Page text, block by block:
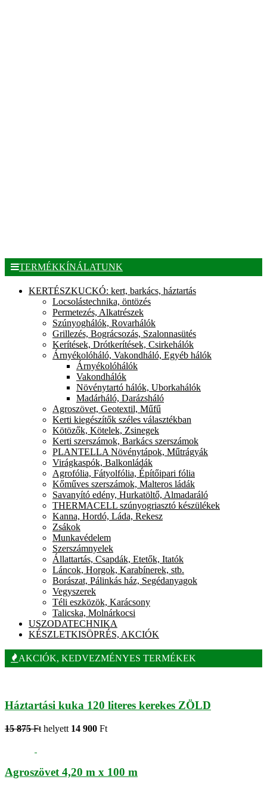
TERMÉKKÍNÁLATUNK
KERTÉSZKUCKÓ: kert, barkács, háztartás
Locsolástechnika, öntözés
Permetezés, Alkatrészek
Szúnyoghálók, Rovarhálók
Grillezés, Bográcsozás, Szalonnasütés
Kerítések, Drótkerítések, Csirkehálók
Árnyékolóháló, Vakondháló, Egyéb hálók
Árnyékolóhálók
Vakondhálók
Növénytartó hálók, Uborkahálók
Madárháló, Darázsháló
Agroszövet, Geotextil, Műfű
Kerti kiegészítők széles választékban
Kötözők, Kötelek, Zsinegek
Kerti szerszámok, Barkács szerszámok
PLANTELLA Növénytápok, Műtrágyák
Virágkaspók, Balkonládák
Agrofólia, Fátyolfólia, Építőipari fólia
Kőműves szerszámok, Malteros ládák
Savanyító edény, Hurkatöltő, Almadaráló
THERMACELL szúnyogriasztó készülékek
Kanna, Hordó, Láda, Rekesz
Zsákok
Munkavédelem
Szerszámnyelek
Állattartás, Csapdák, Etetők, Itatók
Láncok, Horgok, Karabínerek, stb.
Borászat, Pálinkás ház, Segédanyagok
Vegyszerek
Téli eszközök, Karácsony
Talicska, Molnárkocsi
USZODATECHNIKA
KÉSZLETKISÖPRÉS, AKCIÓK
AKCIÓK, KEDVEZMÉNYES TERMÉKEK
Háztartási kuka 120 literes kerekes ZÖLD
15 875 Ft helyett 14 900 Ft
Agroszövet 4,20 m x 100 m